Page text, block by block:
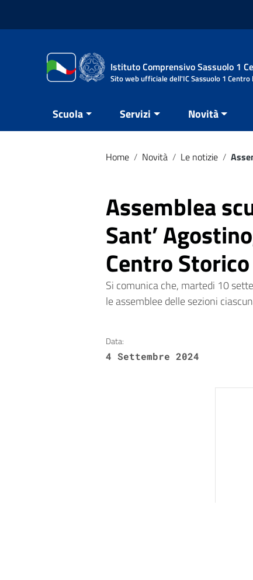
Istituto Comprensivo Sassuolo 1
Sito web ufficiale dell'IC Sassuolo 1 Centro
Scuola Servizi Novità
Home / Novità / Le notizie /
Assemblea
Sant’
Centro Storico
Si comunica che, martedi 10
le assemblee delle sezioni
Data:
4 Settembre 2024